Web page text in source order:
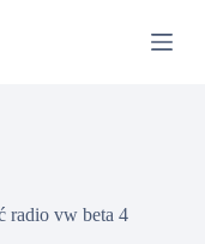
radio vw beta 4